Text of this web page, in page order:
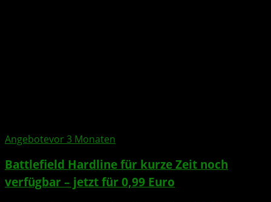
Angebotevor 3 Monaten
Battlefield Hardline für kurze Zeit noch
verfügbar – jetzt für 0,99 Euro